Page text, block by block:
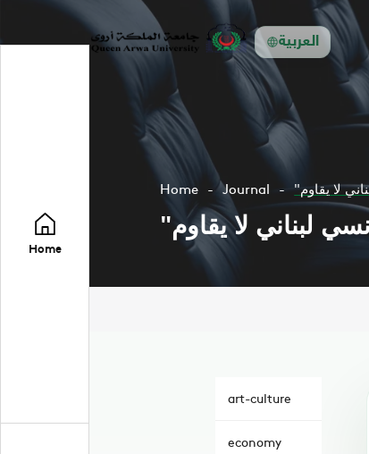
العربية
Home
Home Journal لا يقاوم
لبناني لا يقاوم
art-culture
economy